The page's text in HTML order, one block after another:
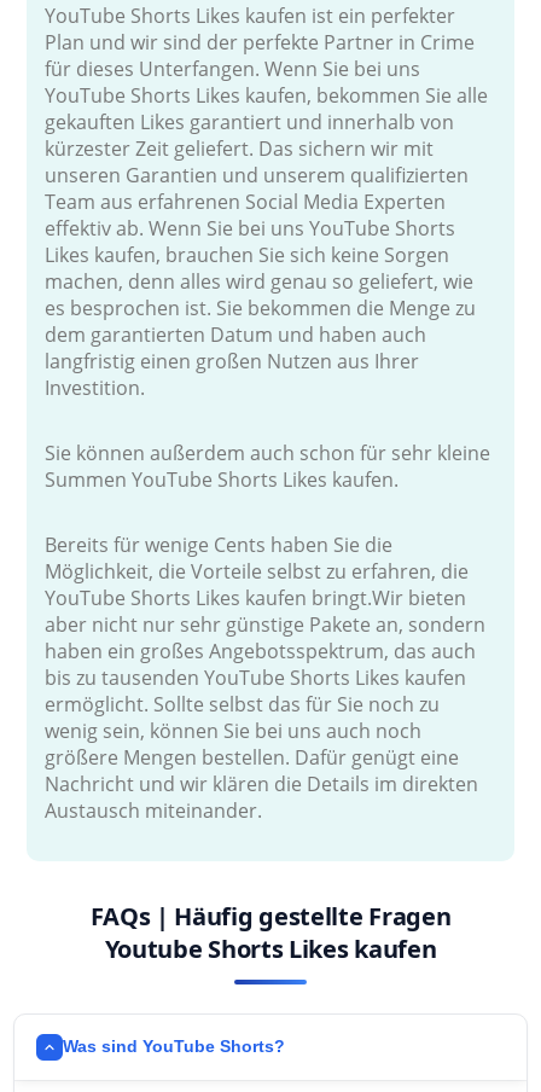
YouTube Shorts Likes kaufen ist ein perfekter
Plan und wir sind der perfekte Partner in Crime
für dieses Unterfangen. Wenn Sie bei uns
YouTube Shorts Likes kaufen, bekommen Sie alle
gekauften Likes garantiert und innerhalb von
kürzester Zeit geliefert. Das sichern wir mit
unseren Garantien und unserem qualifizierten
Team aus erfahrenen Social Media Experten
effektiv ab. Wenn Sie bei uns YouTube Shorts
Likes kaufen, brauchen Sie sich keine Sorgen
machen, denn alles wird genau so geliefert, wie
es besprochen ist. Sie bekommen die Menge zu
dem garantierten Datum und haben auch
langfristig einen großen Nutzen aus Ihrer
Investition.
Sie können außerdem auch schon für sehr kleine
Summen YouTube Shorts Likes kaufen.
Bereits für wenige Cents haben Sie die
Möglichkeit, die Vorteile selbst zu erfahren, die
YouTube Shorts Likes kaufen bringt.Wir bieten
aber nicht nur sehr günstige Pakete an, sondern
haben ein großes Angebotsspektrum, das auch
bis zu tausenden YouTube Shorts Likes kaufen
ermöglicht. Sollte selbst das für Sie noch zu
wenig sein, können Sie bei uns auch noch
größere Mengen bestellen. Dafür genügt eine
Nachricht und wir klären die Details im direkten
Austausch miteinander.
FAQs | Häufig gestellte Fragen
Youtube Shorts Likes kaufen
Was sind YouTube Shorts?